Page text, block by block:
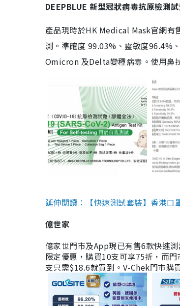
DEEPBLUE 新型冠狀病毒抗原檢測
產品現時於HK Medical Mask官網有
測。準確度 99.03%、靈敏度96.4%
Omicron 及Delta變種病毒。使用鼻
延伸閱讀：【快速測試套裝】香港
億世家
億家世門市及App現已有售6款快速
限定優惠，購買10支可享75折，而
支只需$18.6就買到。V-Chek門市購